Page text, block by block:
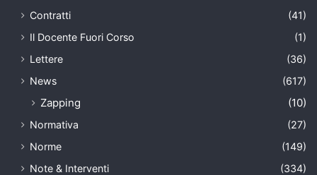
Contratti
(41)
Il Docente Fuori Corso
(1)
Lettere
(36)
News
(617)
Zapping (10)
Normativa
(27)
Norme
(149)
Note & Interventi
(334)